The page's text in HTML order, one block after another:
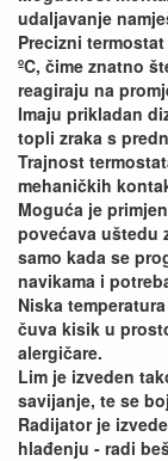
udaljavanje
Precizni
ºC, čime znatno
reagiraju na
Imaju prikladan
topli zraka s
Trajnost
mehaničkih
Moguća je
povećava uštedu
samo kada se
navikama i
Niska
čuva kisik u
alergičare.
Lim je izveden
savijanje, te se
Radijator je
hlađenju - radi